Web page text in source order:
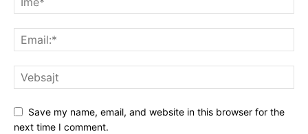
Save my name, email, and website in this browser for the
next time I comment.